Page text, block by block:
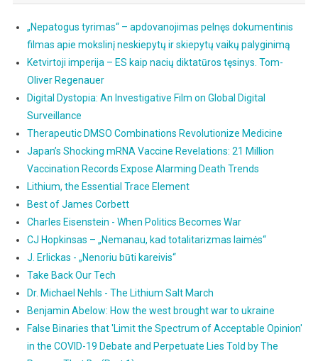
„Nepatogus tyrimas“ – apdovanojimas pelnęs dokumentinis
filmas apie mokslinį neskiepytų ir skiepytų vaikų palyginimą
Ketvirtoji imperija – ES kaip nacių diktatūros tęsinys. Tom-
Oliver Regenauer
Digital Dystopia: An Investigative Film on Global Digital
Surveillance
Therapeutic DMSO Combinations Revolutionize Medicine
Japan’s Shocking mRNA Vaccine Revelations: 21 Million
Vaccination Records Expose Alarming Death Trends
Lithium, the Essential Trace Element
Best of James Corbett
Charles Eisenstein - When Politics Becomes War
CJ Hopkinsas – „Nemanau, kad totalitarizmas laimės“
J. Erlickas - „Nenoriu būti kareivis“
Take Back Our Tech
Dr. Michael Nehls - The Lithium Salt March
Benjamin Abelow: How the west brought war to ukraine
False Binaries that 'Limit the Spectrum of Acceptable Opinion'
in the COVID-19 Debate and Perpetuate Lies Told by The